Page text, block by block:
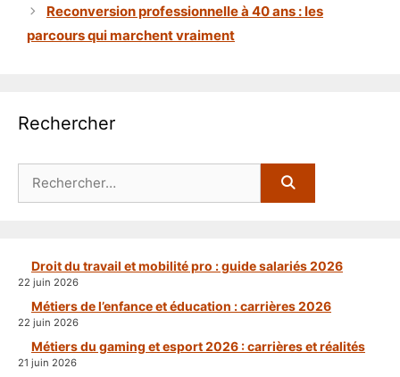
Reconversion professionnelle à 40 ans : les
parcours qui marchent vraiment
Rechercher
Droit du travail et mobilité pro : guide salariés 2026
22 juin 2026
Métiers de l’enfance et éducation : carrières 2026
22 juin 2026
Métiers du gaming et esport 2026 : carrières et réalités
21 juin 2026